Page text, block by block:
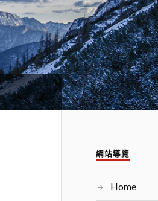
網站導覽
Home